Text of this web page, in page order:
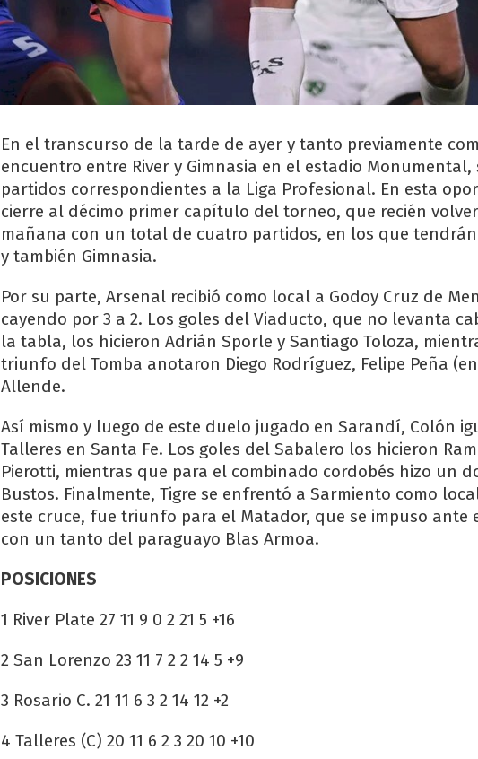
En el transcurso de la tarde de ayer y tanto previamente
encuentro entre River y Gimnasia en el estadio
partidos correspondientes a la Liga Profesional. En esta
cierre al décimo primer capítulo del torneo, que recién
mañana con un total de cuatro partidos, en los que
y también Gimnasia.
Por su parte, Arsenal recibió como local a Godoy Cruz de
cayendo por 3 a 2. Los goles del Viaducto, que no levanta
la tabla, los hicieron Adrián Sporle y Santiago Toloza,
triunfo del Tomba anotaron Diego Rodríguez, Felipe Peña
Allende.
Así mismo y luego de este duelo jugado en Sarandí, Colón
Talleres en Santa Fe. Los goles del Sabalero los hicieron
Pierotti, mientras que para el combinado cordobés hizo un
Bustos. Finalmente, Tigre se enfrentó a Sarmiento como
este cruce, fue triunfo para el Matador, que se impuso ante
con un tanto del paraguayo Blas Armoa.
POSICIONES
1 River Plate 27 11 9 0 2 21 5 +16
2 San Lorenzo 23 11 7 2 2 14 5 +9
3 Rosario C. 21 11 6 3 2 14 12 +2
4 Talleres (C) 20 11 6 2 3 20 10 +10